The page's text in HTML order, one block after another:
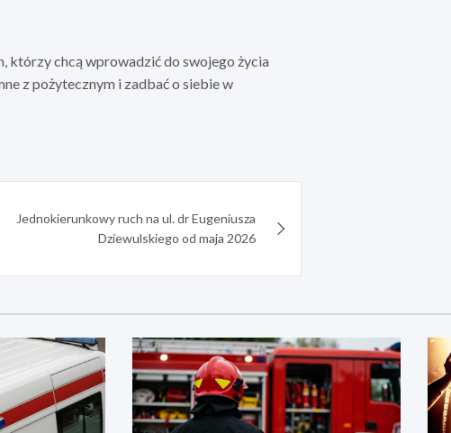
którzy chcą wprowadzić do swojego życia
z pożytecznym i zadbać o siebie w
Jednokierunkowy ruch na ul. dr Eugeniusza
Dziewulskiego od maja 2026